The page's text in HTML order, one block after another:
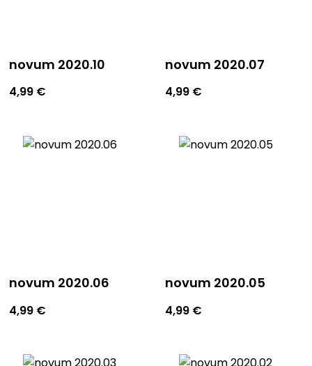
novum 2020.10
4,99 €
novum 2020.07
4,99 €
novum 2020.06
4,99 €
novum 2020.05
4,99 €